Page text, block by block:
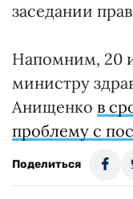
заседании
Напомним, 20
министру
Анищенко в
проблему с
Поделиться